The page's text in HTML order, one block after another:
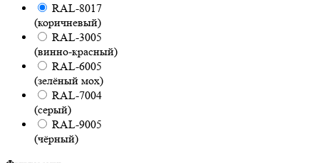
RAL-8017
(коричневый)
RAL-3005
(винно-красный)
RAL-6005
(зелёный мох)
RAL-7004
(серый)
RAL-9005
(чёрный)